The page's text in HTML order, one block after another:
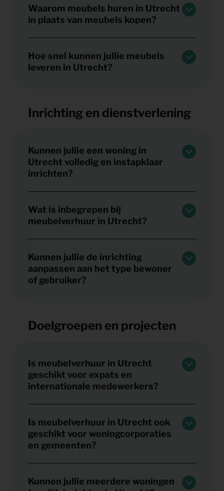
Waarom meubels huren in Utrecht
in plaats van meubels kopen?
Hoe snel kunnen jullie meubels
leveren in Utrecht?
Inrichting en dienstverlening
Kunnen jullie een woning in
Utrecht volledig en instapklaar
inrichten?
Wat is inbegrepen bij
meubelverhuur in Utrecht?
Kunnen jullie de inrichting
aanpassen aan het type bewoner
of gebruiker?
Doelgroepen en projecten
Is meubelverhuur in Utrecht
geschikt voor expats en
internationale medewerkers?
Is meubelverhuur in Utrecht ook
geschikt voor woningcorporaties
en gemeenten?
Kunnen jullie meerdere woningen